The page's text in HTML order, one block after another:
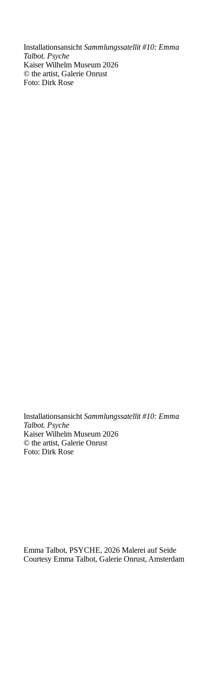
Installationsansicht Sammlungssatellit #10: Emma
Talbot. Psyche
Kaiser Wilhelm Museum 2026
© the artist, Galerie Onrust
Foto: Dirk Rose
Installationsansicht Sammlungssatellit #10: Emma
Talbot. Psyche
Kaiser Wilhelm Museum 2026
© the artist, Galerie Onrust
Foto: Dirk Rose
Emma Talbot, PSYCHE, 2026 Malerei auf Seide
Courtesy Emma Talbot, Galerie Onrust, Amsterdam